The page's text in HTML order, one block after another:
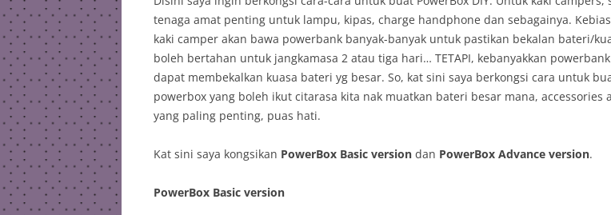
tenaga amat penting untuk lampu, kipas, charge handphone dan sebagainya.
kaki camper akan bawa powerbank banyak-banyak untuk pastikan bekalan bateri/
boleh bertahan untuk jangkamasa 2 atau tiga hari… TETAPI, kebanyakkan
dapat membekalkan kuasa bateri yg besar. So, kat sini saya berkongsi cara untuk
powerbox yang boleh ikut citarasa kita nak muatkan bateri besar mana, accessories
yang paling penting, puas hati.
Kat sini saya kongsikan PowerBox Basic version dan PowerBox Advance version.
PowerBox Basic version